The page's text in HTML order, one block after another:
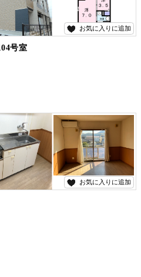
お気に入りに追加
号室
♪
お気に入りに追加
アパートをお探しなら、五ヶ瀬不動産までお問い合わせください。